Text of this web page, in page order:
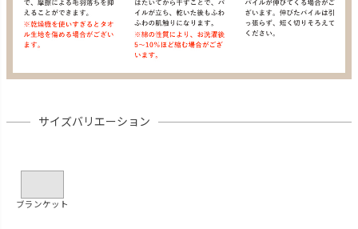
サイズバリエーション
ブランケット